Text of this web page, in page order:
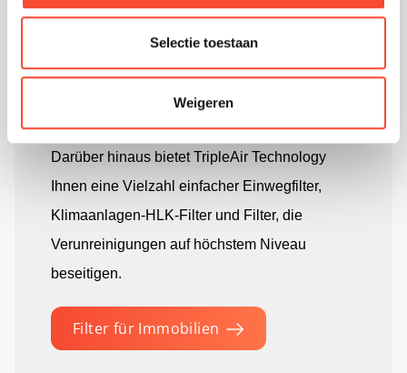
Selectie toestaan
Weigeren
Beispiel hierfür sind die energieeffizienten
industriellen Hochleistungsfilter, die eine
optimale Luftbilanz und eine drastische
Reduzierung der Anzahl der Schadstoffe
gewährleisten, die in Ihre Anlage gelangen.
Darüber hinaus bietet TripleAir Technology
Ihnen eine Vielzahl einfacher Einwegfilter,
Klimaanlagen-HLK-Filter und Filter, die
Verunreinigungen auf höchstem Niveau
beseitigen.
Filter für Immobilien